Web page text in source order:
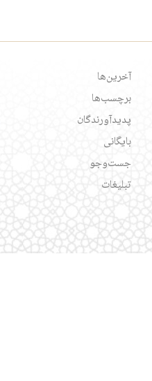
آخرین‌ها
برچسب‌ها
پدیدآورندگان
بایگانی
جست‌وجو
تبلیغات